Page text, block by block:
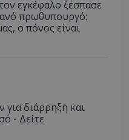
εγκέφαλο ξέσπασε
πρωθυπουργό:
ο πόνος είναι
διάρρηξη και
- Δείτε
1 χρόνος 1